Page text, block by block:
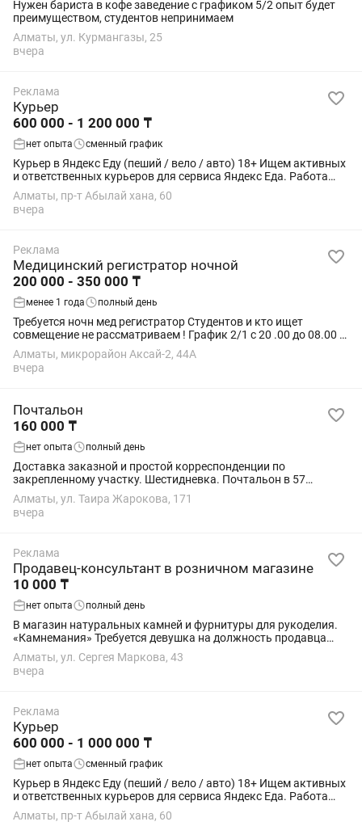
Нужен бариста в кофе заведение с графиком 5/2 опыт будет
преимуществом, студентов непринимаем
Алматы, ул. Курмангазы, 25
вчера
Реклама
Курьер
600 000 - 1 200 000 ₸
нет опыта сменный график
Курьер в Яндекс Еду (пеший / вело / авто) 18+ Ищем активных
и ответственных курьеров для сервиса Яндекс Еда. Работа
подойдёт студентам, как подработка или основной доход.
Условия: • Свободный...
Алматы, пр-т Абылай хана, 60
вчера
Реклама
Медицинский регистратор ночной
200 000 - 350 000 ₸
менее 1 года полный день
Требуется ночн мед регистратор Студентов и кто ищет
совмещение не рассматриваем ! График 2/1 с 20 .00 до 08.00 ч.
ЗП 200 000 т + бонусы
Алматы, микрорайон Аксай-2, 44А
вчера
Почтальон
160 000 ₸
нет опыта полный день
Доставка заказной и простой корреспонденции по
закрепленному участку. Шестидневка. Почтальон в 57
почтовое отделение. В будни с 8.00 до 16.00 В субботу с 8.00 до
13.00 Студентам и пенсионерам просьба...
Алматы, ул. Таира Жарокова, 171
вчера
Реклама
Продавец-консультант в розничном магазине
10 000 ₸
нет опыта полный день
В магазин натуральных камней и фурнитуры для рукоделия.
«Камнемания» Требуется девушка на должность продавца
консультанта. График 2/2 с 11:00-19:00. Выходные до 18:00
Возраст от 20 до 45 лет....
Алматы, ул. Сергея Маркова, 43
вчера
Реклама
Курьер
600 000 - 1 000 000 ₸
нет опыта сменный график
Курьер в Яндекс Еду (пеший / вело / авто) 18+ Ищем активных
и ответственных курьеров для сервиса Яндекс Еда. Работа
подойдёт студентам, как подработка или основной доход.
Условия: • Свободный...
Алматы, пр-т Абылай хана, 60